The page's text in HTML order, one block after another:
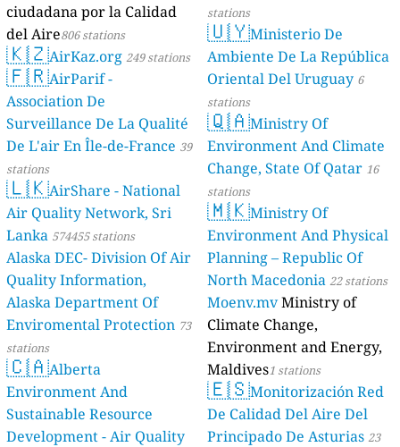
ciudadana por la Calidad
del Aire806 stations
🇰🇿AirKaz.org 249 stations
🇫🇷AirParif -
Association De
Surveillance De La Qualité
De L'air En Île-de-France 39
stations
🇱🇰AirShare - National
Air Quality Network, Sri
Lanka 574455 stations
Alaska DEC- Division Of Air
Quality Information,
Alaska Department Of
Enviromental Protection 73
stations
🇨🇦Alberta
Environment And
Sustainable Resource
Development - Air Quality
stations
🇺🇾Ministerio De
Ambiente De La República
Oriental Del Uruguay 6
stations
🇶🇦Ministry Of
Environment And Climate
Change, State Of Qatar 16
stations
🇲🇰Ministry Of
Environment And Physical
Planning – Republic Of
North Macedonia 22 stations
Moenv.mvMinistry of
Climate Change,
Environment and Energy,
Maldives1 stations
🇪🇸Monitorización Red
De Calidad Del Aire Del
Principado De Asturias 23